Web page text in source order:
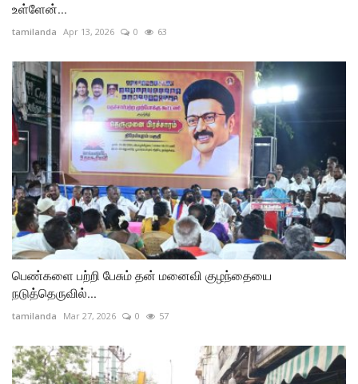
உள்ளேன்...
tamilanda Apr 13, 2026 0 63
பெண்களை பற்றி பேசும் தன் மனைவி குழந்தையை
நடுத்தெருவில்...
tamilanda Mar 27, 2026 0 57